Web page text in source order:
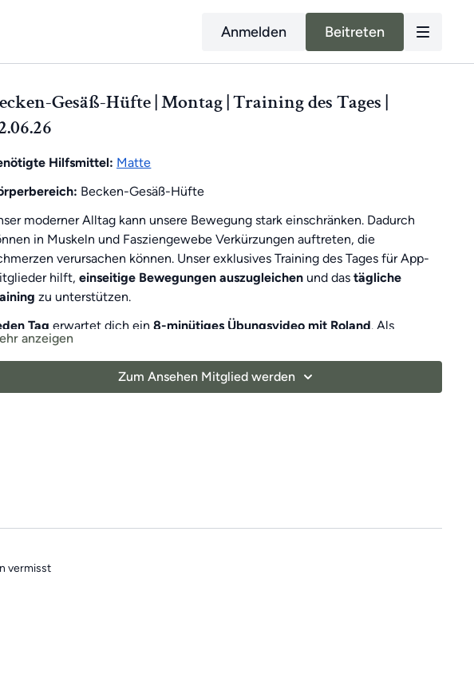
Anmelden Beitreten
Gesäß-Hüfte | Montag | Training des Tages |
Hilfsmittel: Matte
Becken-Gesäß-Hüfte
moderner Alltag kann unsere Bewegung stark einschränken. Dadurch
in Muskeln und Fasziengewebe Verkürzungen auftreten, die
verursachen können. Unser exklusives Training des Tages für App-
hilft,einseitige Bewegungen auszugleichen und dastägliche
zu unterstützen.
Tag erwartet dich ein8-minütiges Übungsvideo mit Roland. Als
Highlight
zu halten!
Übungen kombinieren Elemente eines Ganzkörpertrainings mit
anzeigen
Zum Ansehen Mitglied werden
vermisst